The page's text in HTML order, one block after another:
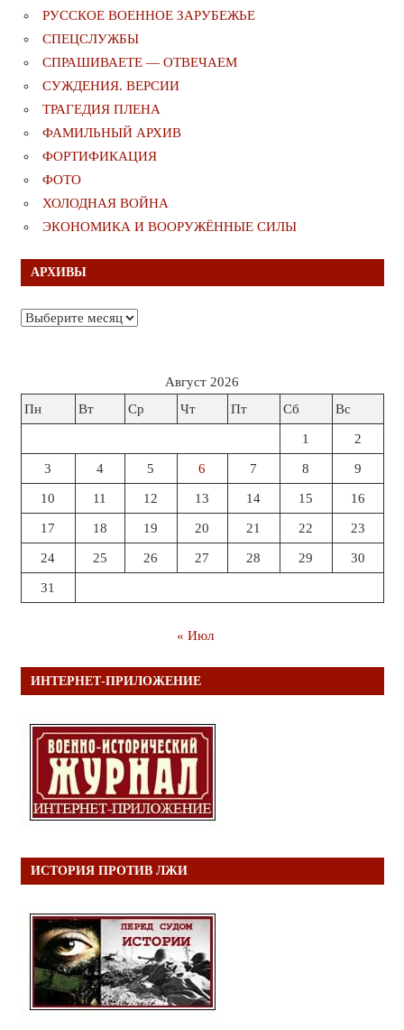
РУССКОЕ ВОЕННОЕ ЗАРУБЕЖЬЕ
СПЕЦСЛУЖБЫ
СПРАШИВАЕТЕ — ОТВЕЧАЕМ
СУЖДЕНИЯ. ВЕРСИИ
ТРАГЕДИЯ ПЛЕНА
ФАМИЛЬНЫЙ АРХИВ
ФОРТИФИКАЦИЯ
ФОТО
ХОЛОДНАЯ ВОЙНА
ЭКОНОМИКА И ВООРУЖЁННЫЕ СИЛЫ
АРХИВЫ
Архивы
Август 2026
Пн
Вт Ср Чт Пт Сб Вс
1 2
3 4 5 6 7 8 9
10 11 12 13 14 15 16
17 18 19 20 21 22 23
24 25 26 27 28 29 30
31
« Июл
ИНТЕРНЕТ-ПРИЛОЖЕНИЕ
ИСТОРИЯ ПРОТИВ ЛЖИ